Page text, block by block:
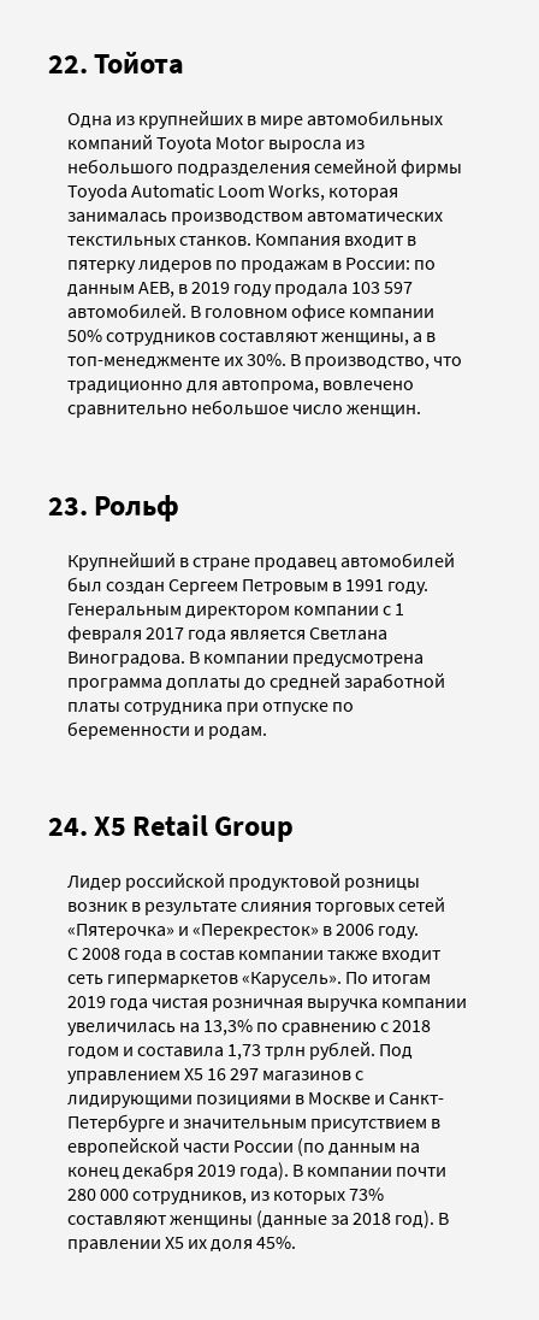
22. Тойота
Одна из крупнейших в мире автомобильных
компаний Toyota Motor выросла из
небольшого подразделения семейной фирмы
Toyoda Automatic Loom Works, которая
занималась производством автоматических
текстильных станков. Компания входит в
пятерку лидеров по продажам в России: по
данным AEB, в 2019 году продала 103 597
автомобилей. В головном офисе компании
50% сотрудников составляют женщины, а в
топ-менеджменте их 30%. В производство, что
традиционно для автопрома, вовлечено
сравнительно небольшое число женщин.
23. Рольф
Крупнейший в стране продавец автомобилей
был создан Сергеем Петровым в 1991 году.
Генеральным директором компании с 1
февраля 2017 года является Светлана
Виноградова. В компании предусмотрена
программа доплаты до средней заработной
платы сотрудника при отпуске по
беременности и родам.
24. X5 Retail Group
Лидер российской продуктовой розницы
возник в результате слияния торговых сетей
«Пятерочка» и «Перекресток» в 2006 году.
С 2008 года в состав компании также входит
сеть гипермаркетов «Карусель». По итогам
2019 года чистая розничная выручка компании
увеличилась на 13,3% по сравнению с 2018
годом и составила 1,73 трлн рублей. Под
управлением Х5 16 297 магазинов с
лидирующими позициями в Москве и Санкт-
Петербурге и значительным присутствием в
европейской части России (по данным на
конец декабря 2019 года). В компании почти
280 000 сотрудников, из которых 73%
составляют женщины (данные за 2018 год). В
правлении Х5 их доля 45%.